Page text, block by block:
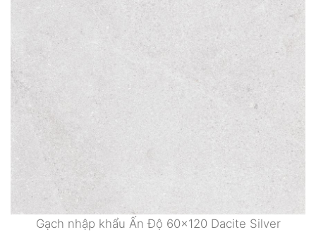
Gạch nhập khẩu Ấn Độ 60×120 Dacite Silver